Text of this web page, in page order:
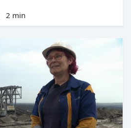
2 min